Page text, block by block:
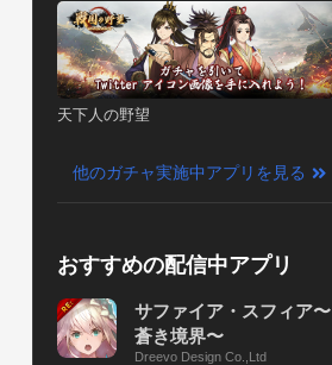
天下人の野望
他のガチャ実施中アプリを見る
おすすめの配信中アプリ
サファイア・スフィア〜
蒼き境界〜
Dreevo Design Co.,Ltd